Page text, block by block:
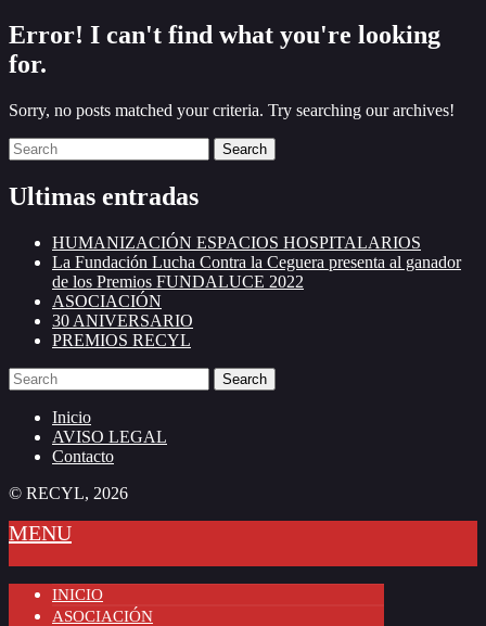
Error! I can't find what you're looking
for.
Sorry, no posts matched your criteria. Try searching our archives!
Search
Ultimas entradas
HUMANIZACIÓN ESPACIOS HOSPITALARIOS
La Fundación Lucha Contra la Ceguera presenta al ganador
de los Premios FUNDALUCE 2022
ASOCIACIÓN
30 ANIVERSARIO
PREMIOS RECYL
Search
Inicio
AVISO LEGAL
Contacto
© RECYL, 2026
MENU
INICIO
ASOCIACIÓN